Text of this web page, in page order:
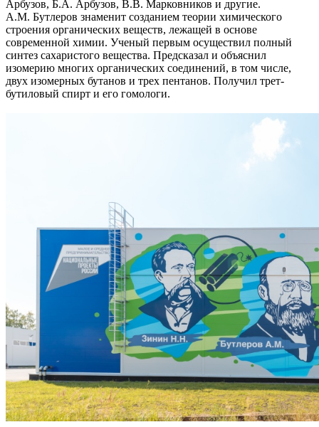
Арбузов, Б.А. Арбузов, В.В. Марковников и другие.
А.М. Бутлеров знаменит созданием теории химического
строения органических веществ, лежащей в основе
современной химии. Ученый первым осуществил полный
синтез сахаристого вещества. Предсказал и объяснил
изомерию многих органических соединений, в том числе,
двух изомерных бутанов и трех пентанов. Получил трет-
бутиловый спирт и его гомологи.